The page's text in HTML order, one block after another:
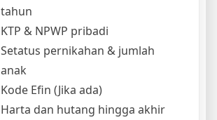
tahun
KTP & NPWP pribadi
Setatus pernikahan & jumlah
anak
Kode Efin (Jika ada)
Harta dan hutang hingga akhir